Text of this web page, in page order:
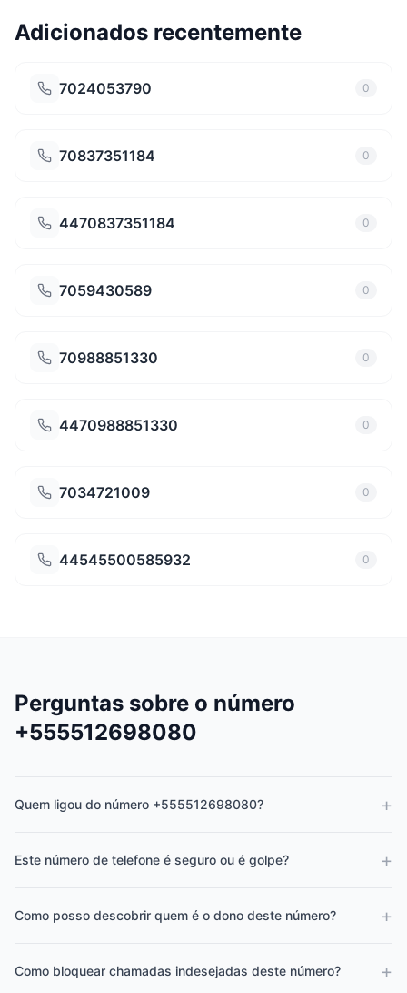
Adicionados recentemente
7024053790 0
70837351184 0
4470837351184 0
7059430589 0
70988851330 0
4470988851330 0
7034721009 0
44545500585932 0
Perguntas sobre o número
+555512698080
Quem ligou do número +555512698080? +
Este número de telefone é seguro ou é golpe? +
Como posso descobrir quem é o dono deste número? +
Como bloquear chamadas indesejadas deste número? +